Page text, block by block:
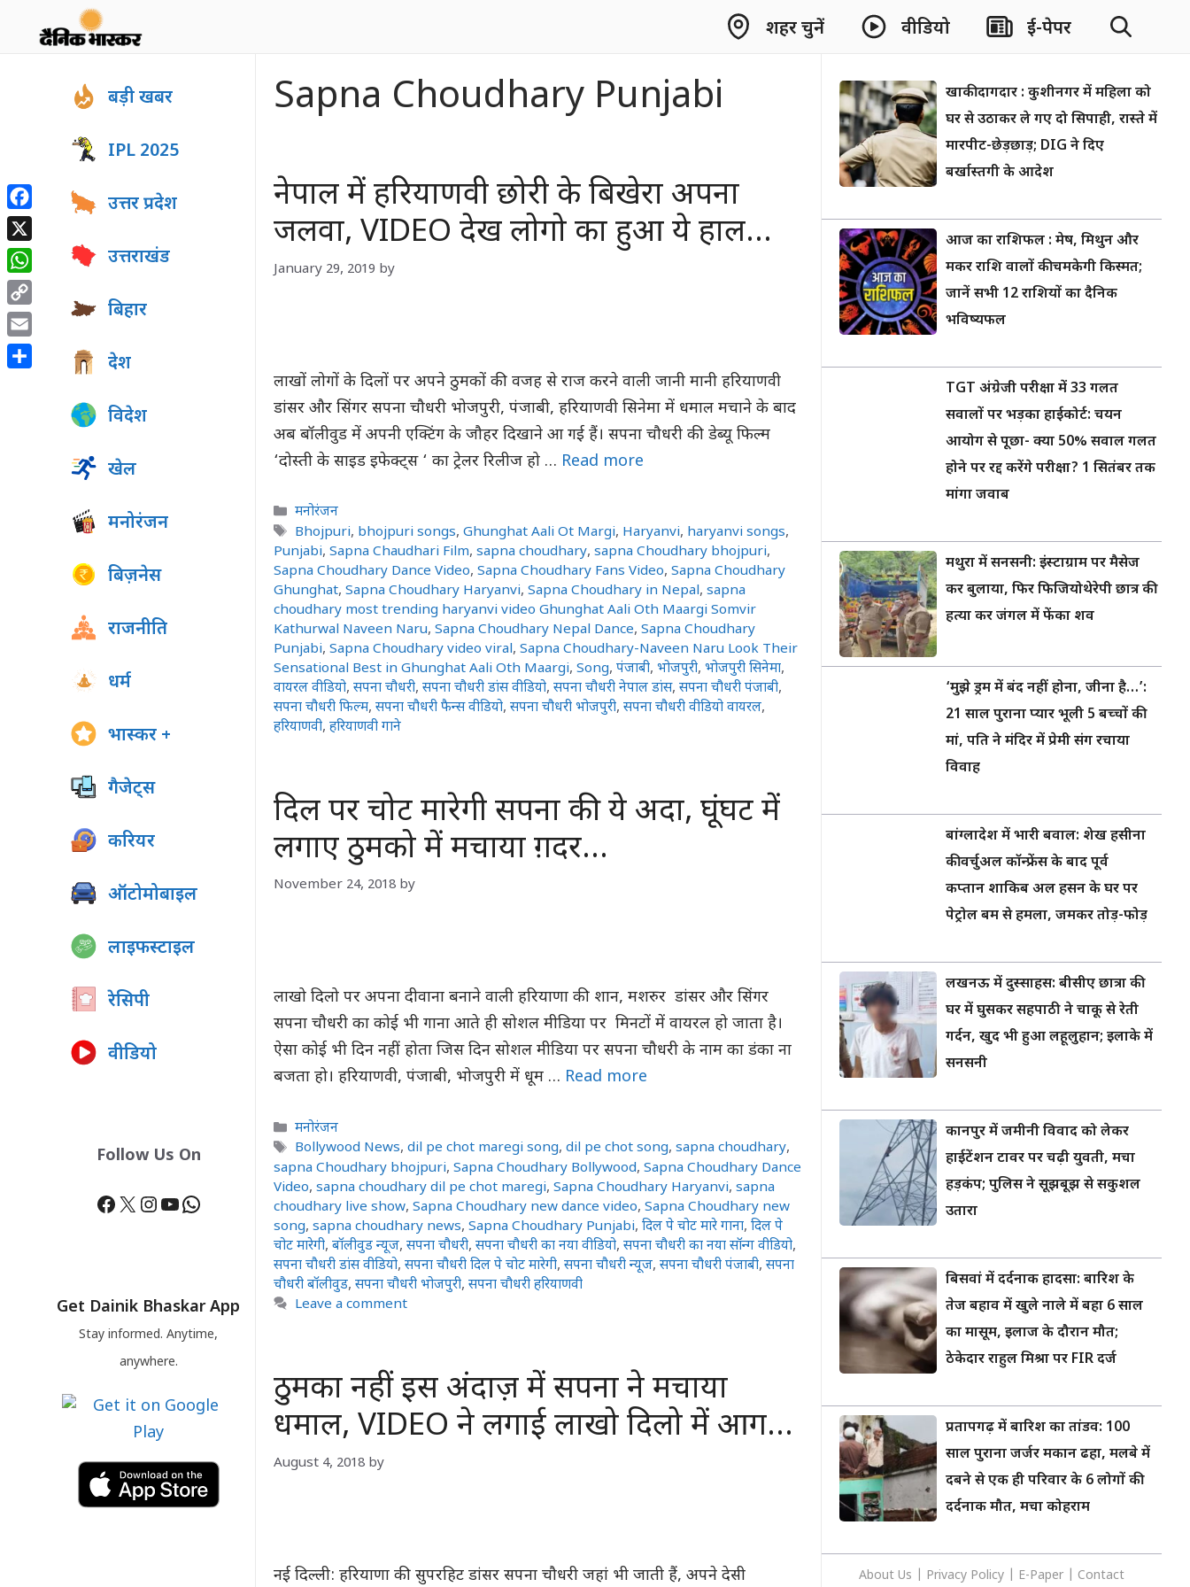
शहर चुनें वीडियो ई-पेपर
Sapna Choudhary Punjabi
नेपाल में हर‍ियाणवी छोरी के बिखेरा अपना
जलवा, VIDEO देख लोगो का हुआ ये हाल…
January 29, 2019 by
लाखों लोगों के द‍िलों पर अपने ठुमकों की वजह से राज करने वाली जानी मानी हर‍ियाणवी
डांसर और स‍िंगर सपना चौधरी भोजपुरी, पंजाबी, हरियाणवी सिनेमा में धमाल मचाने के बाद
अब बॉलीवुड में अपनी एक्टिंग के जौहर दिखाने आ गई हैं। सपना चौधरी की डेब्यू फिल्म
‘दोस्ती के साइड इफेक्ट्स ‘ का ट्रेलर रिलीज हो … Read more
Categories
मनोरंजन
Tags
Bhojpuri, bhojpuri songs,Ghunghat Aali Ot Margi, Haryanvi, haryanvi songs,
Punjabi, Sapna Chaudhari Film, sapna choudhary, sapna Choudhary bhojpuri,
Sapna Choudhary Dance Video, Sapna Choudhary Fans Video, Sapna Choudhary
Ghunghat, Sapna Choudhary Haryanvi, Sapna Choudhary in Nepal, sapna
choudhary most trending haryanvi video Ghunghat Aali Oth Maargi Somvir
Kathurwal Naveen Naru, Sapna Choudhary Nepal Dance, Sapna Choudhary
Punjabi, Sapna Choudhary video viral, Sapna Choudhary-Naveen Naru Look Their
Sensational Best in Ghunghat Aali Oth Maargi, Song, पंजाबी, भोजपुरी, भोजपुरी सिनेमा,
वायरल वीडियो, सपना चौधरी, सपना चौधरी डांस वीडियो, सपना चौधरी नेपाल डांस, सपना चौधरी पंजाबी,
सपना चौधरी फिल्म, सपना चौधरी फैन्स वीडियो, सपना चौधरी भोजपुरी, सपना चौधरी वीडियो वायरल,
हरियाणवी, हरियाणवी गाने
दिल पर चोट मारेगी सपना की ये अदा, घूंघट में
लगाए ठुमको में मचाया ग़दर…
November 24, 2018 by
लाखो दिलो पर अपना दीवाना बनाने वाली हरियाणा की शान, मशरुर डांसर और सिंगर
सपना चौधरी का कोई भी गाना आते ही सोशल मीडिया पर मिनटों में वायरल हो जाता है।
ऐसा कोई भी दिन नहीं होता जिस दिन सोशल मीडिया पर सपना चौधरी के नाम का डंका ना
बजता हो। हरियाणवी, पंजाबी, भोजपुरी में धूम … Read more
Categories
मनोरंजन
Tags
Bollywood News,dil pe chot maregi song,dil pe chot song,sapna choudhary,
sapna Choudhary bhojpuri, Sapna Choudhary Bollywood, Sapna Choudhary Dance
Video, sapna choudhary dil pe chot maregi, Sapna Choudhary Haryanvi, sapna
choudhary live show, Sapna Choudhary new dance video, Sapna Choudhary new
song, sapna choudhary news, Sapna Choudhary Punjabi, दिल पे चोट मारे गाना, दिल पे
चोट मारेगी, बॉलीवुड न्यूज, सपना चौधरी, सपना चौधरी का नया वीडियो, सपना चौधरी का नया सॉन्ग वीडियो,
सपना चौधरी डांस वीडियो, सपना चौधरी दिल पे चोट मारेगी, सपना चौधरी न्यूज, सपना चौधरी पंजाबी, सपना
चौधरी बॉलीवुड, सपना चौधरी भोजपुरी, सपना चौधरी हरियाणवी
Leave a comment
ठुमका नहीं इस अंदाज़ में सपना ने मचाया
धमाल, VIDEO ने लगाई लाखो दिलो में आग…
August 4, 2018 by
नई दिल्‍ली: हरियाणा की सुपरहिट डांसर सपना चौधरी जहां भी जाती हैं, अपने देसी
बड़ी खबर
IPL 2025
उत्तर प्रदेश
उत्तराखंड
बिहार
देश
विदेश
खेल
मनोरंजन
बिज़नेस
राजनीति
धर्म
भास्कर +
गैजेट्स
करियर
ऑटोमोबाइल
लाइफस्टाइल
रेसिपी
वीडियो
Follow Us On
Facebook
X Instagram
YouTube
WhatsApp
Get Dainik Bhaskar App
Stay informed. Anytime,
anywhere.
खाकी दागदार : कुशीनगर में महिला को
घर से उठाकर ले गए दो सिपाही, रास्ते में
मारपीट-छेड़छाड़; DIG ने दिए
बर्खास्तगी के आदेश
आज का राशिफल : मेष, मिथुन और
मकर राशि वालों की चमकेगी किस्मत;
जानें सभी 12 राशियों का दैनिक
भविष्यफल
TGT अंग्रेजी परीक्षा में 33 गलत
सवालों पर भड़का हाईकोर्ट: चयन
आयोग से पूछा- क्या 50% सवाल गलत
होने पर रद्द करेंगे परीक्षा? 1 सितंबर तक
मांगा जवाब
मथुरा में सनसनी: इंस्टाग्राम पर मैसेज
कर बुलाया, फिर फिजियोथेरेपी छात्र की
हत्या कर जंगल में फेंका शव
‘मुझे ड्रम में बंद नहीं होना, जीना है…’:
21 साल पुराना प्यार भूली 5 बच्चों की
मां, पति ने मंदिर में प्रेमी संग रचाया
विवाह
बांग्लादेश में भारी बवाल: शेख हसीना
की वर्चुअल कॉन्फ्रेंस के बाद पूर्व
कप्तान शाकिब अल हसन के घर पर
पेट्रोल बम से हमला, जमकर तोड़-फोड़
लखनऊ में दुस्साहस: बीसीए छात्रा की
घर में घुसकर सहपाठी ने चाकू से रेती
गर्दन, खुद भी हुआ लहूलुहान; इलाके में
सनसनी
कानपुर में जमीनी विवाद को लेकर
हाईटेंशन टावर पर चढ़ी युवती, मचा
हड़कंप; पुलिस ने सूझबूझ से सकुशल
उतारा
बिसवां में दर्दनाक हादसा: बारिश के
तेज बहाव में खुले नाले में बहा 6 साल
का मासूम, इलाज के दौरान मौत;
ठेकेदार राहुल मिश्रा पर FIR दर्ज
प्रतापगढ़ में बारिश का तांडव: 100
साल पुराना जर्जर मकान ढहा, मलबे में
दबने से एक ही परिवार के 6 लोगों की
दर्दनाक मौत, मचा कोहराम
About Us Privacy Policy E-Paper Contact
Facebook
X
WhatsApp
Copy
Link
Email